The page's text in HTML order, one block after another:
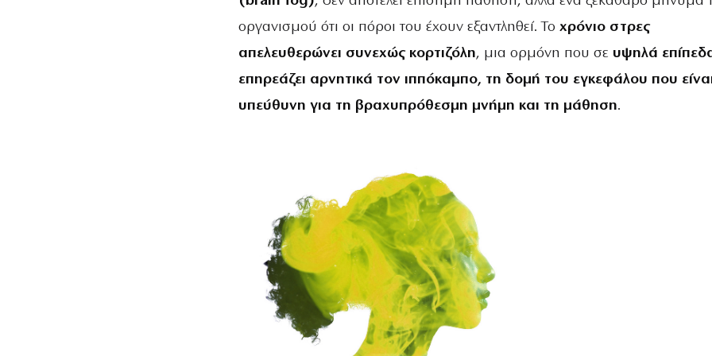
οργανισμού ότι οι πόροι του έχουν εξαντληθεί. Το χρόνιο στρες
απελευθερώνει συνεχώς κορτιζόλη, μια ορμόνη που σε υψηλά
επηρεάζει αρνητικά τον ιππόκαμπο, τη δομή του εγκεφάλου που
υπεύθυνη για τη βραχυπρόθεσμη μνήμη και τη μάθηση.